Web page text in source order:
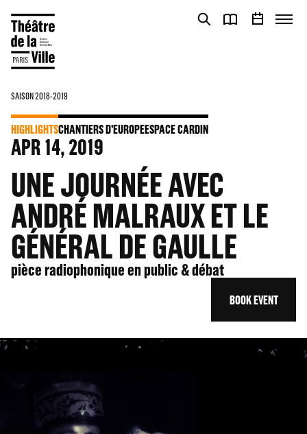
SAISON 2018-2019
HIGHLIGHTSCHANTIERS D'EUROPEESPACE CARDIN
APR14, 2019
UNE JOURNÉE AVEC
ANDRÉ MALRAUX ET LE
GÉNÉRAL DE GAULLE
pièce radiophonique en public & débat
BOOK EVENT